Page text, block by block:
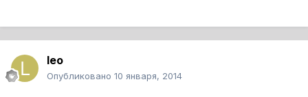
leo
Опубликовано 10 января, 2014